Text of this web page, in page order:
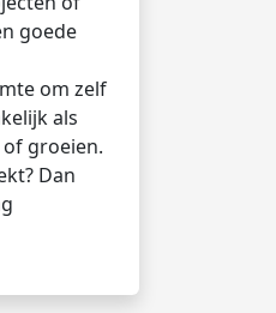
goede
om zelf
als
groeien.
Dan